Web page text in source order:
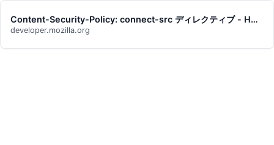
Content-Security-Policy: connect-src ディレクティブ - HTTP | MDN
developer.mozilla.org